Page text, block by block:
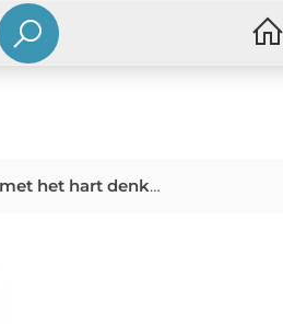
Alleen met het hart denk je goed